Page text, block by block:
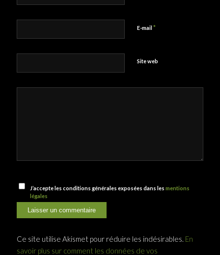
E-mail*
Site web
J’accepte les conditions générales exposées dans lesmentions
légales
Ce site utilise Akismet pour réduire les indésirables. En
savoir plus sur comment les données de vos